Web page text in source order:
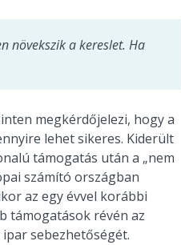
növekszik a kereslet. Ha
megkérdőjelezi, hogy a
lehet sikeres. Kiderült
támogatás után a „nem
számító országban
az egy évvel korábbi
támogatások révén az
sebezhetőségét.